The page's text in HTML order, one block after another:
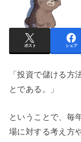
ポスト シェア
「投資で儲ける方
とである。」
ということで、毎
場に対する考え方